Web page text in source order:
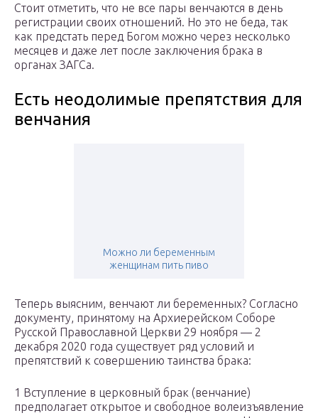
Стоит отметить, что не все пары венчаются в день
регистрации своих отношений. Но это не беда, так
как предстать перед Богом можно через несколько
месяцев и даже лет после заключения брака в
органах ЗАГСа.
Есть неодолимые препятствия для
венчания
Можно ли беременным
женщинам пить пиво
Теперь выясним, венчают ли беременных? Согласно
документу, принятому на Архиерейском Соборе
Русской Православной Церкви 29 ноября — 2
декабря 2020 года существует ряд условий и
препятствий к совершению таинства брака:
1 Вступление в церковный брак (венчание)
предполагает открытое и свободное волеизъявление